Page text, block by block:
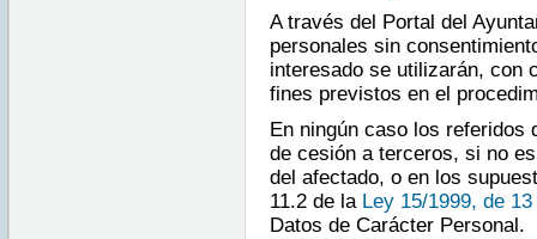
A través del Portal del
personales sin
interesado se utilizarán, con
fines previstos en el
En ningún caso los referidos
de cesión a terceros, si no
del afectado, o en los
11.2 de la Ley 15/1999, de
Datos de Carácter Personal.